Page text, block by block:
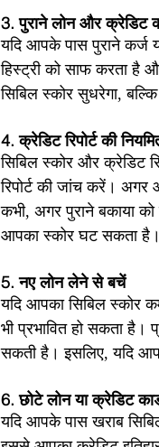
3. पुराने लोन और क्रेडिट
यदि आपके पास पुराने कर्ज
हिस्ट्री को साफ करता है
सिबिल स्कोर सुधरेगा,
4. क्रेडिट रिपोर्ट की
सिबिल स्कोर और क्रेडिट
रिपोर्ट की जांच करें।
कभी, अगर पुराने बकाया
आपका स्कोर घट सकता है।
5. नए लोन लेने से बचें
यदि आपका सिबिल स्कोर
भी प्रभावित हो सकता
सकती है। इसलिए, यदि
6. छोटे लोन या क्रेडिट
यदि आपके पास खराब